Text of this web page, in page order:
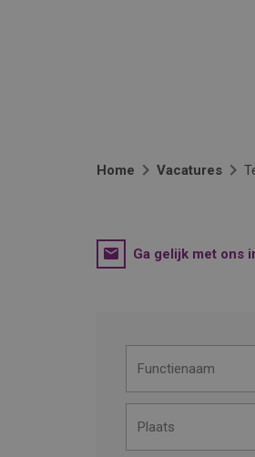
Home Vacatures
Ga gelijk met ons